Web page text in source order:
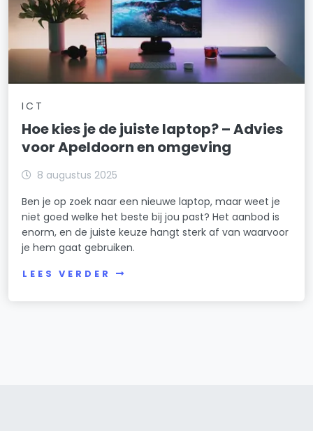
ICT
Hoe kies je de juiste laptop? – Advies
voor Apeldoorn en omgeving
8 augustus 2025
Ben je op zoek naar een nieuwe laptop, maar weet je
niet goed welke het beste bij jou past? Het aanbod is
enorm, en de juiste keuze hangt sterk af van waarvoor
je hem gaat gebruiken.
LEES VERDER